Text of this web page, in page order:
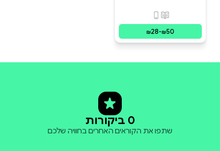
2030)
פורמטים זמינים
₪28-₪50
0 ביקורות
שתפו את הקוראים האחרים בחוויה שלכם